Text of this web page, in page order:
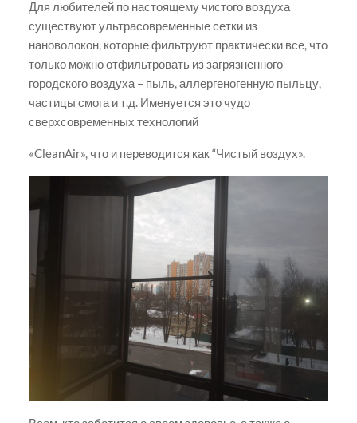
Для любителей по настоящему чистого воздуха
существуют ультрасовременные сетки из
нановолокон, которые фильтруют практически все, что
только можно отфильтровать из загрязненного
городского воздуха – пыль, аллергеногенную пыльцу,
частицы смога и т.д. Именуется это чудо
сверхсовременных технологий
«CleanAir», что и переводится как “Чистый воздух».